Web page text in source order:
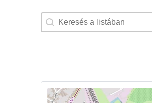
Search content